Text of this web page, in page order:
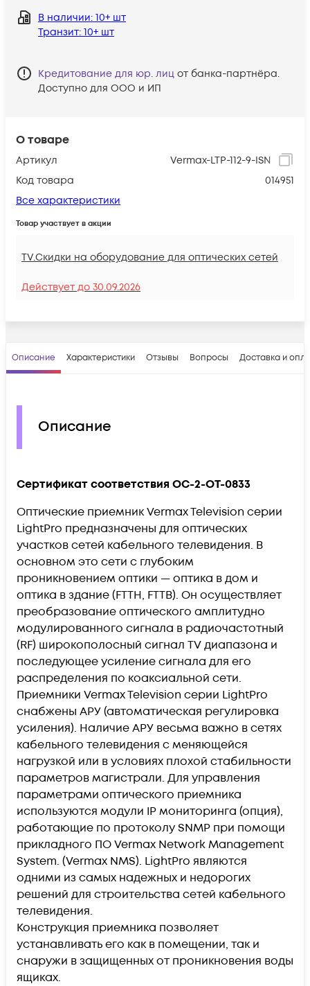
О товаре
Артикул
Vermax-LTP-112-9-ISN
Код товара
014951
Все характеристики
Товар участвует в акции
TV.Скидки на оборудование для оптических сетей
Действует до 30.09.2026
В наличии: 10+ шт
Транзит: 10+ шт
Кредитование для юр. лиц от банка-партнёра.
Доступно для ООО и ИП
Описание Характеристики Отзывы Вопросы Доставка и
Описание
Сертификат соответствия OC-2-OT-0833
Оптические приемник Vermax Television серии
LightPro предназначены для оптических
участков сетей кабельного телевидения. В
основном это сети с глубоким
проникновением оптики — оптика в дом и
оптика в здание (FTTH, FTTB). Он осуществляет
преобразование оптического амплитудно
модулированного сигнала в радиочастотный
(RF) широкополосный сигнал TV диапазона и
последующее усиление сигнала для его
распределения по коаксиальной сети.
Приемники Vermax Television cерии LightPro
снабжены АРУ (автоматическая регулировка
усиления). Наличие АРУ весьма важно в сетях
кабельного телевидения с меняющейся
нагрузкой или в условиях плохой стабильности
параметров магистрали. Для управления
параметрами оптического приемника
используются модули IP мониторинга (опция),
работающие по протоколу SNMP при помощи
прикладного ПО Vermax Network Management
System. (Vermax NMS). LightPro являются
одними из самых надежных и недорогих
решений для строительства сетей кабельного
телевидения.
Конструкция приемника позволяет
устанавливать его как в помещении, так и
снаружи в защищенных от проникновения воды
ящиках.